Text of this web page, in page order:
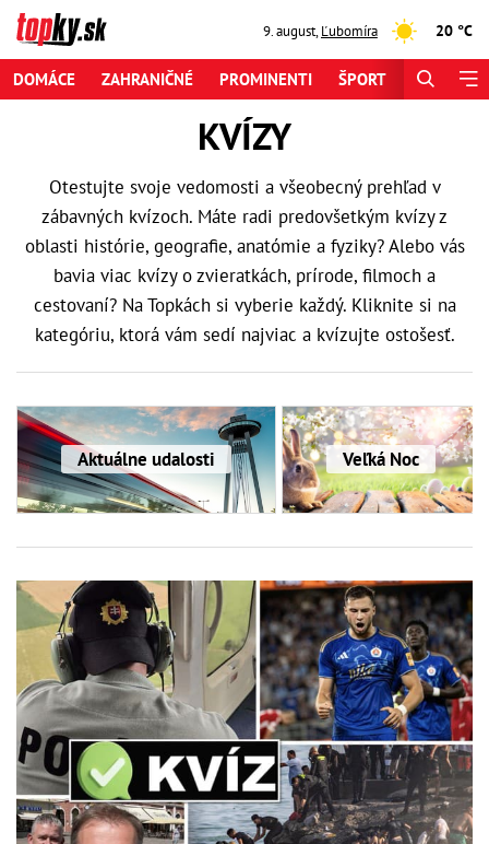
9. august,Ľubomíra 20 °C
DOMÁCE ZAHRANIČNÉ PROMINENTI ŠPORT
KVÍZY
Otestujte svoje vedomosti a všeobecný prehľad v
zábavných kvízoch. Máte radi predovšetkým kvízy z
oblasti histórie, geografie, anatómie a fyziky? Alebo vás
bavia viac kvízy o zvieratkách, prírode, filmoch a
cestovaní? Na Topkách si vyberie každý. Kliknite si na
kategóriu, ktorá vám sedí najviac a kvízujte ostošesť.
Aktuálne udalosti Veľká Noc